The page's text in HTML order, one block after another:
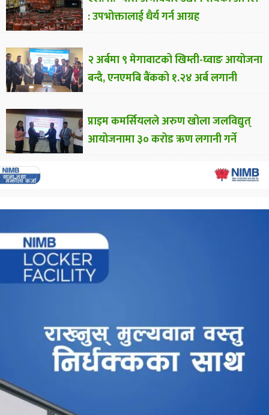
: उपभोक्तालाई धैर्य गर्न आग्रह
२ अर्बमा ९ मेगावाटको खिम्ती-घ्वाङ आयोजना
बन्दै, एनएमबि बैंकको १.२४ अर्ब लगानी
प्राइम कमर्सियलले अरुण खोला जलविद्युत्
आयोजनामा ३० करोड ऋण लगानी गर्ने